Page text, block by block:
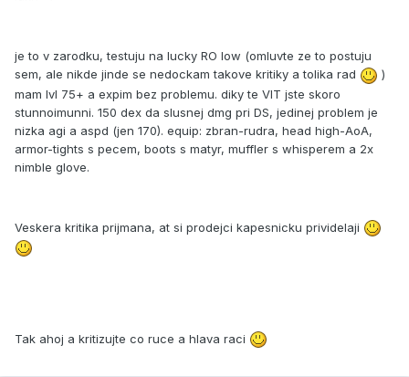
je to v zarodku, testuju na lucky RO low (omluvte ze to postuju
sem, ale nikde jinde se nedockam takove kritiky a tolika rad
)
mam lvl 75+ a expim bez problemu. diky te VIT jste skoro
stunnoimunni. 150 dex da slusnej dmg pri DS, jedinej problem je
nizka agi a aspd (jen 170). equip: zbran-rudra, head high-AoA,
armor-tights s pecem, boots s matyr, muffler s whisperem a 2x
nimble glove.
Veskera kritika prijmana, at si prodejci kapesnicku prividelaji
Tak ahoj a kritizujte co ruce a hlava raci